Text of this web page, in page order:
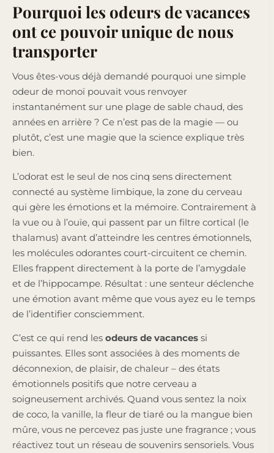
Pourquoi les odeurs de vacances
ont ce pouvoir unique de nous
transporter
Vous êtes-vous déjà demandé pourquoi une simple
odeur de monoï pouvait vous renvoyer
instantanément sur une plage de sable chaud, des
années en arrière ? Ce n’est pas de la magie — ou
plutôt, c’est une magie que la science explique très
bien.
L’odorat est le seul de nos cinq sens directement
connecté au système limbique, la zone du cerveau
qui gère les émotions et la mémoire. Contrairement à
la vue ou à l’ouïe, qui passent par un filtre cortical (le
thalamus) avant d’atteindre les centres émotionnels,
les molécules odorantes court-circuitent ce chemin.
Elles frappent directement à la porte de l’amygdale
et de l’hippocampe. Résultat : une senteur déclenche
une émotion avant même que vous ayez eu le temps
de l’identifier consciemment.
C’est ce qui rend les odeurs de vacances si
puissantes. Elles sont associées à des moments de
déconnexion, de plaisir, de chaleur – des états
émotionnels positifs que notre cerveau a
soigneusement archivés. Quand vous sentez la noix
de coco, la vanille, la fleur de tiaré ou la mangue bien
mûre, vous ne percevez pas juste une fragrance ; vous
réactivez tout un réseau de souvenirs sensoriels. Vous